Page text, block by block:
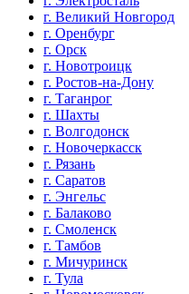
г. Великий Новгород
г. Оренбург
г. Орск
г. Новотроицк
г. Ростов-на-Дону
г. Таганрог
г. Шахты
г. Волгодонск
г. Новочеркасск
г. Рязань
г. Саратов
г. Энгельс
г. Балаково
г. Смоленск
г. Тамбов
г. Мичуринск
г. Тула